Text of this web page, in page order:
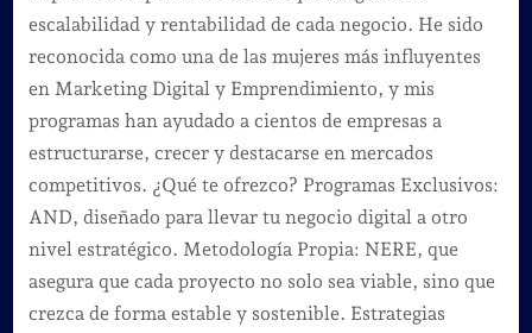
escalabilidad y rentabilidad de cada negocio. He sido
reconocida como una de las mujeres más influyentes
en Marketing Digital y Emprendimiento, y mis
programas han ayudado a cientos de empresas a
estructurarse, crecer y destacarse en mercados
competitivos. ¿Qué te ofrezco? Programas Exclusivos:
AND, diseñado para llevar tu negocio digital a otro
nivel estratégico. Metodología Propia: NERE, que
asegura que cada proyecto no solo sea viable, sino que
crezca de forma estable y sostenible. Estrategias